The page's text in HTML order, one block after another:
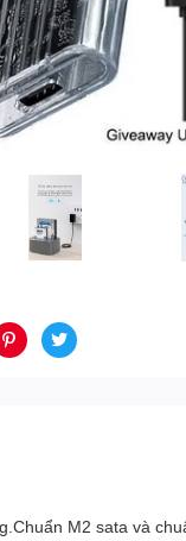
M2 sata và